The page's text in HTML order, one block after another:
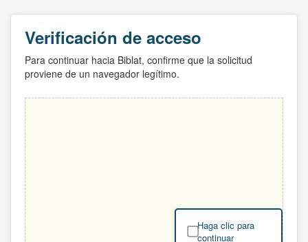
Verificación de acceso
Para continuar hacia Biblat, confirme que la solicitud
proviene de un navegador legítimo.
Haga clic para
continuar